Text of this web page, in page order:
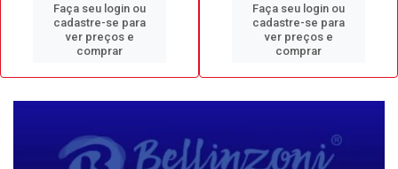
Faça seu login ou
cadastre-se para
ver preços e
comprar
Faça seu login ou
cadastre-se para
ver preços e
comprar